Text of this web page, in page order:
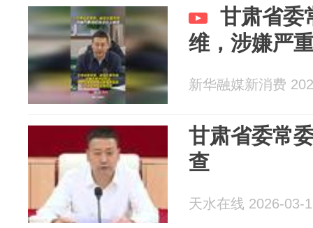
甘肃省委
维，涉嫌严
新华融媒新消费
甘肃省委常
查
天水在线 2026-03-